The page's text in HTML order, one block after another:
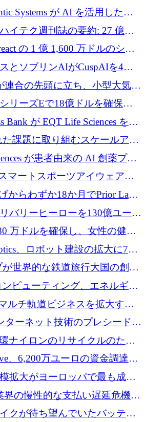
500 万ユーロを調達
Systems が AI を活用したイ
速するために 16 万ユーロを確
イテク週刊誌の要約: 27 億ユ
以上のハイテク資金調達取引
の 1 億 1,600 万ドルのシリ
、AI を活用した倉庫自動化を
とソブリンAIがCuspAIを4億
資金調達で支援
連合の先頭に立ち、小型大気質
のクリーンエア政策の中心に据
リーズEで18億ドルを確保、
バリー・ヒーローを130億ユー
、レボルトは2027年に米国の
る
Bank が EQT Life Sciences を
のコミットメントで支援
課題に取り組むスケールアッ
ラロールが患者由来の AI 創薬プラ
拡大するために 300 万ユーロ
マートスポーツアイウェアの
万ユーロを調達
からわずか18か月でPrior Labs
上の契約で買収
バリーヒーローを130億ユーロ
99か国にまたがるプラットフ
万ドルを確保し、女性の健康
ケンスラボを開設
、ロボット建設の拡大に740
世界的な鉄道旅行大国の創設
Europeを買収
ピューティング、エネルギー
拡張に 2,000 万ドルを調達
ルチ軌道ビジネスを拡大する
Cで7,000万ドルを調達
ターネット技術のプレシードと
を確保
ナイロンのリサイクルのため
3,000 万ドルを調達
、6,200万ユーロの資金調達
ダムに根を張る
拡大がヨーロッパで最も成功
み出す、アントラー氏が発見
界の慢性的な支払い遅延危機に
290 万ポンドを調達
クが待ち望んでいたバッテリ